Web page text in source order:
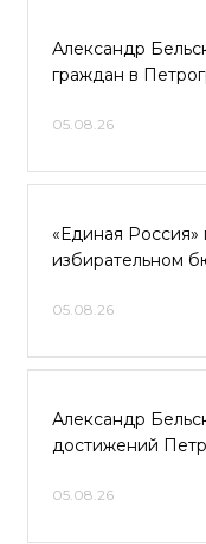
Александр
граждан в
05.08.26
«Единая Россия»
избирательном
05.08.26
Александр
достижений
05.08.26